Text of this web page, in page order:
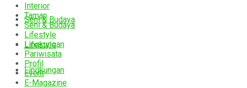
Seni & Budaya
Lifestyle
Lingkungan
Interior
Taman
Seni & Budaya
Lifestyle
Lingkungan
Pariwisata
Profil
Event
E-Magazine